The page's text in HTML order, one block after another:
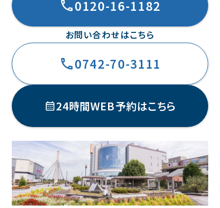
0120-16-1182
お問い合わせはこちら
0742-70-3111
24時間WEB予約はこちら